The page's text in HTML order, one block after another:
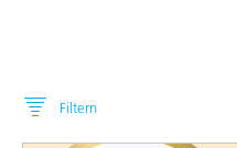
Filtern